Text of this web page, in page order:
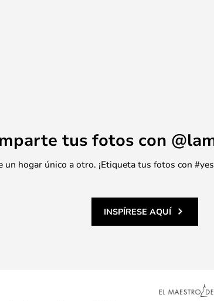
tus fotos con
hogar único a otro. ¡Etiqueta tus fotos con
INSPÍRESE AQUÍ